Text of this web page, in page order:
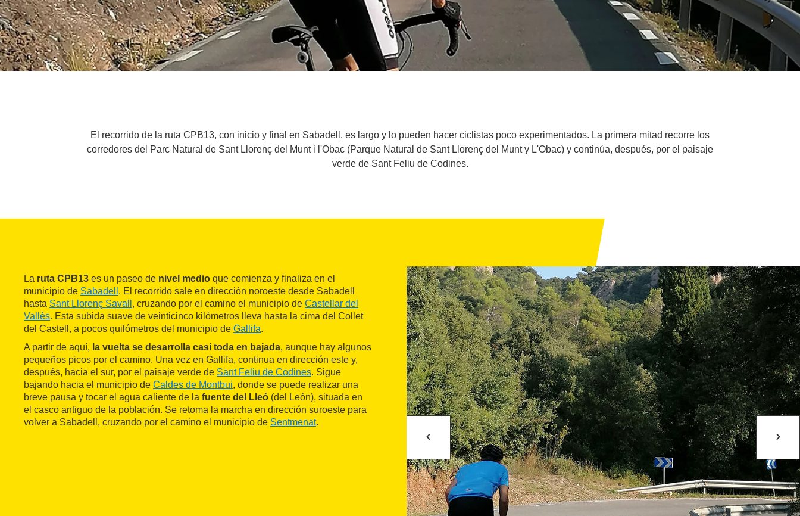
El recorrido de la ruta CPB13, con inicio y final en Sabadell, es largo y lo pueden hacer ciclistas poco experimentados. La primera mitad recorre los
corredores del Parc Natural de Sant Llorenç del Munt i l'Obac (Parque Natural de Sant Llorenç del Munt y L'Obac) y continúa, después, por el paisaje
verde de Sant Feliu de Codines.
La ruta CPB13 es un paseo de nivel medio que comienza y finaliza en el
municipio de Sabadell . El recorrido sale en dirección noroeste desde Sabadell
hasta Sant Llorenç Savall , cruzando por el camino el municipio de Castellar del
Vallès. Esta subida suave de veinticinco kilómetros lleva hasta la cima del Collet
del Castell, a pocos quilómetros del municipio de Gallifa.
A partir de aquí, la vuelta se desarrolla casi toda en bajada, aunque hay algunos
pequeños picos por el camino. Una vez en Gallifa, continua en dirección este y,
después, hacia el sur, por el paisaje verde de Sant Feliu de Codines. Sigue
bajando hacia el municipio de Caldes de Montbui, donde se puede realizar una
breve pausa y tocar el agua caliente de la fuente del Lleó (del León), situada en
el casco antiguo de la población. Se retoma la marcha en dirección suroeste para
volver a Sabadell, cruzando por el camino el municipio de Sentmenat.